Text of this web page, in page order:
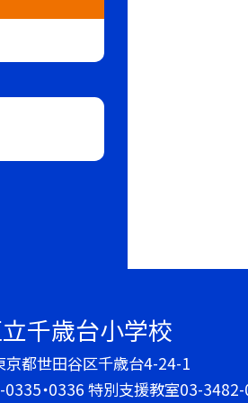
千歳台小学校
京都世田谷区千歳台4-24-1
・0336 特別支援教室03-